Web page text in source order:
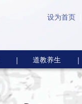
设为首页
道教养生
| |